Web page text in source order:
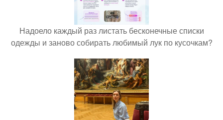
Надоело каждый раз листать бесконечные списки
одежды и заново собирать любимый лук по кусочкам?